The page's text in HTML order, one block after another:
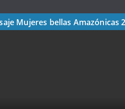
Mujeres bellas Amazónicas